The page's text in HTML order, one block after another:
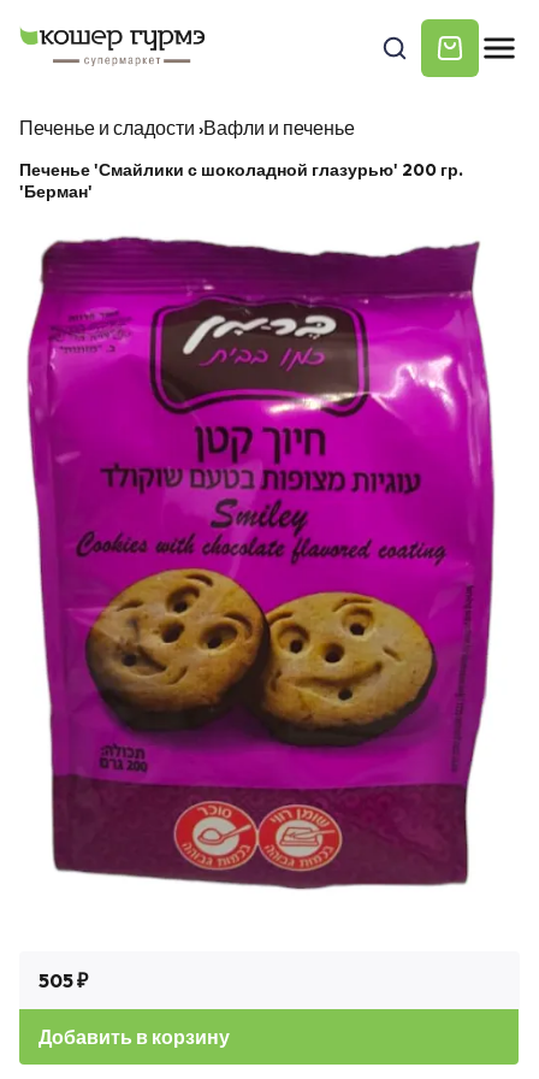
Печенье и сладости ›Вафли и печенье
Печенье 'Смайлики с шоколадной глазурью' 200 гр.
'Берман'
505 ₽
Добавить в корзину